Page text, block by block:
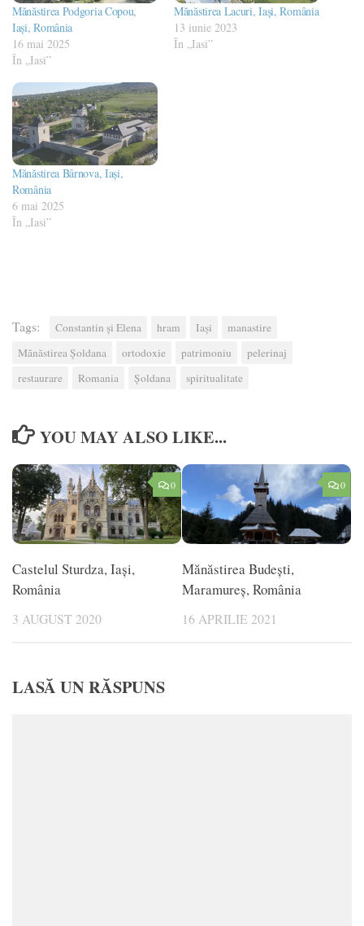
Mănăstirea Podgoria Copou,
Iași, România
16 mai 2025
În „Iasi”
Mănăstirea Lacuri, Iași, România
13 iunie 2023
În „Iasi”
Mănăstirea Bârnova, Iași,
România
6 mai 2025
În „Iasi”
Tags: Constantin și Elena hram Iași
manastire
Mănăstirea Șoldana
ortodoxie patrimoniu
pelerinaj
restaurare​
Romania Șoldana spiritualitate
YOU MAY ALSO LIKE...
0
Castelul Sturdza, Iași,
România
3 AUGUST 2020
0
Mănăstirea Budești,
Maramureș, România
16 APRILIE 2021
LASĂ UN RĂSPUNS